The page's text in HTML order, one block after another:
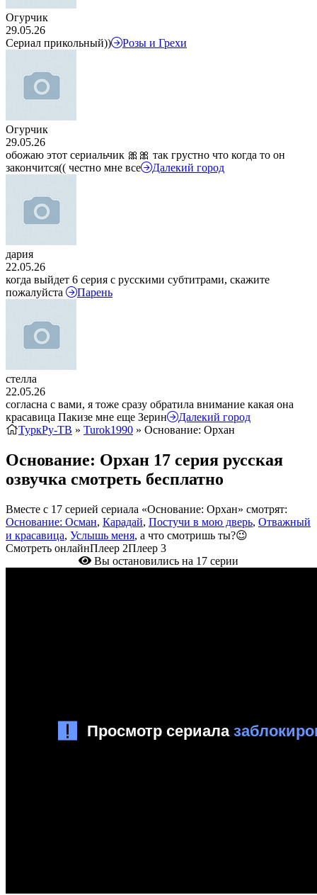
Огурчик
29.05.26
Сериал прикольный))
Розы и Грехи
Огурчик
29.05.26
обожаю этот сериальчик 🎀🎀 так грустно что когда то он
закончится(( честно мне все
Далекий город
дария
22.05.26
когда выйдет 6 серия с русскими субтитрами, скажите
пожалуйста
Парень
стелла
22.05.26
согласна с вами, я тоже сразу обратила внимание какая она
красавица Пакизе мне еще Зерин
Далекий город
ТуркРу-ТВ » Turok1990 » Основание: Орхан
Основание: Орхан 17 серия русская
озвучка смотреть бесплатно
Вместе с 17 серией сериала «Основание: Орхан» смотрят:
Основание: Осман, Карадай, Постучи в мою дверь, Отважный
и красавица, Услышь меня, а что смотришь ты?😉
Смотреть онлайнПлеер 2Плеер 3
Вы остановились на 17 серии